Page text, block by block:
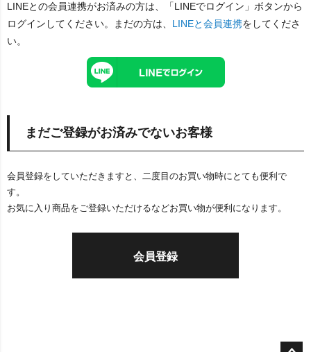
LINEとの会員連携がお済みの方は、「LINEでログイン」ボタンから
ログインしてください。まだの方は、 LINEと会員連携をしてくださ
い。
まだご登録がお済みでないお客様
会員登録をしていただきますと、二度目のお買い物時にとても便利で
す。
お気に入り商品をご登録いただけるなどお買い物が便利になります。
会員登録